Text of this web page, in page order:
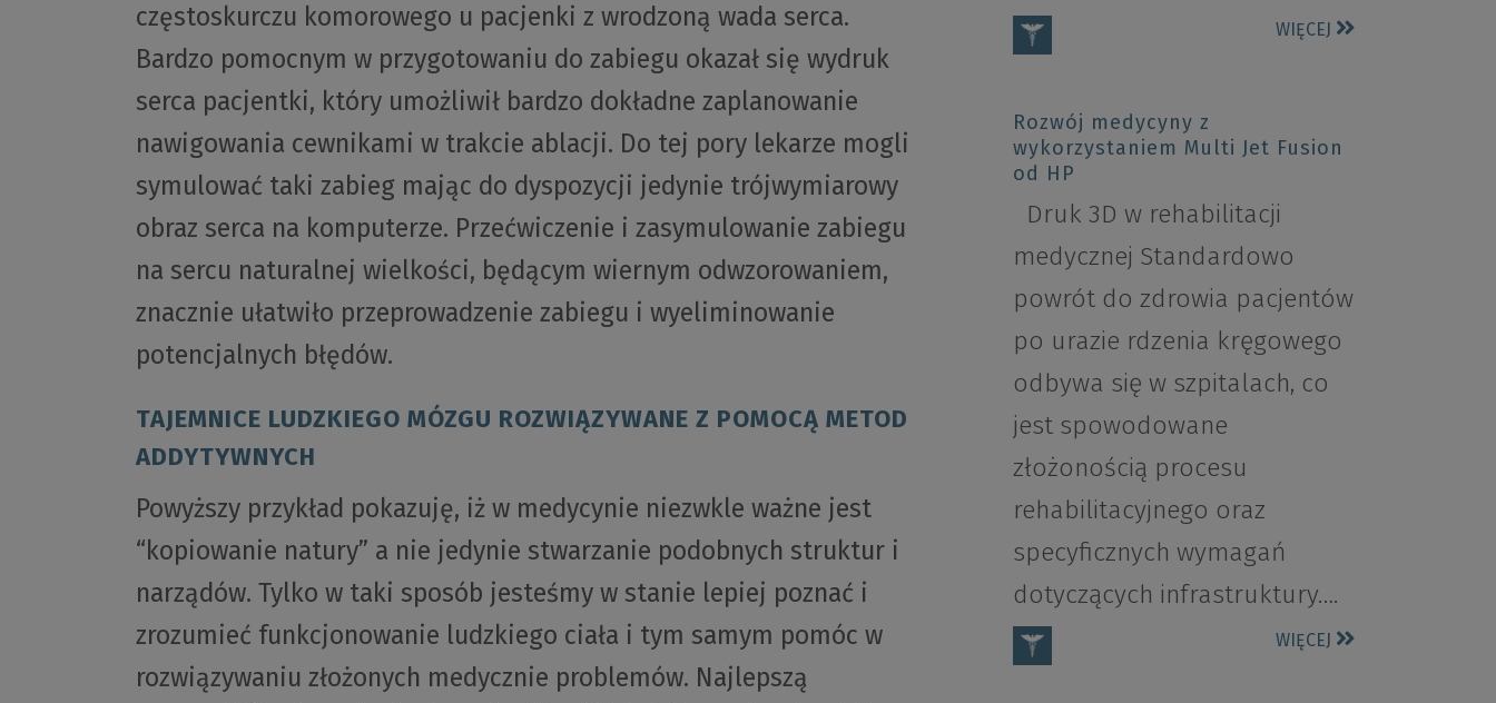
częstoskurczu komorowego u pacjenki z wrodzoną wada serca.
Bardzo pomocnym w przygotowaniu do zabiegu okazał się wydruk
serca pacjentki, który umożliwił bardzo dokładne zaplanowanie
nawigowania cewnikami w trakcie ablacji. Do tej pory lekarze mogli
symulować taki zabieg mając do dyspozycji jedynie trójwymiarowy
obraz serca na komputerze. Przećwiczenie i zasymulowanie zabiegu
na sercu naturalnej wielkości, będącym wiernym odwzorowaniem,
znacznie ułatwiło przeprowadzenie zabiegu i wyeliminowanie
potencjalnych błędów.
TAJEMNICE LUDZKIEGO MÓZGU ROZWIĄZYWANE Z POMOCĄ METOD
ADDYTYWNYCH
Powyższy przykład pokazuję, iż w medycynie niezwkle ważne jest
“kopiowanie natury” a nie jedynie stwarzanie podobnych struktur i
narządów. Tylko w taki sposób jesteśmy w stanie lepiej poznać i
zrozumieć funkcjonowanie ludzkiego ciała i tym samym pomóc w
rozwiązywaniu złożonych medycznie problemów. Najlepszą
WIĘCEJ
Rozwój medycyny z
wykorzystaniem Multi Jet Fusion
od HP
Druk 3D w rehabilitacji
medycznej Standardowo
powrót do zdrowia pacjentów
po urazie rdzenia kręgowego
odbywa się w szpitalach, co
jest spowodowane
złożonością procesu
rehabilitacyjnego oraz
specyficznych wymagań
dotyczących infrastruktury….
WIĘCEJ